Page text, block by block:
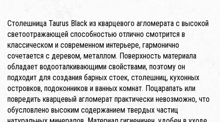
Столешница Taurus Black из кварцевого агломерата с высокой
светоотражающей способностью отлично смотрится в
классическом и современном интерьере, гармонично
сочетается с деревом, металлом. Поверхность материала
обладает водооталкивающими свойствами, поэтому он
подходит для создания барных стоек, столешниц, кухонных
островков, подоконников и ванных комнат. Поцарапать или
повредить кварцевый агломерат практически невозможно, что
обусловлено высоким содержанием твердых частиц